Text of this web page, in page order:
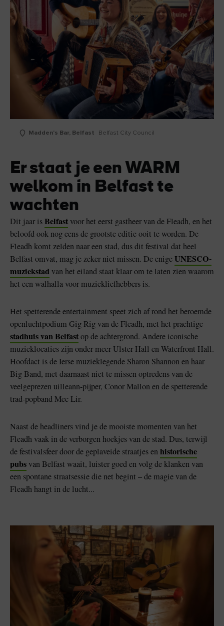
Madden's Bar, Belfast Belfast City Council
Er staat je een WARM
welkom in Belfast te
wachten
Dit jaar isBelfast voor het eerst gastheer van de Fleadh, en het
beloofd ook nog eens de grootste editie ooit te worden. De
Fleadh komt zelden naar een stad, dus dit festival dat heel
Belfast omvat, mag je zeker niet missen. De enigeUNESCO-
muziekstad van het eiland staat klaar om te laten zien waarom
het een walhalla voor muziekliefhebbers is.
Het spetterende entertainment speet zich af rond het beroemde
openluchtpodium Gig Rig van de Fleadh, met het prachtige
stadhuis van Belfastop de achtergrond. Andere iconische
muzieklocaties zijn onder meer Ulster Hall en Waterfront Hall.
Hoofdact is de Ierse muzieklegende Sharon Shannon en haar
Big Band, met daarnaast niet te missen optredens van de
veelgeprezen uilleann-pijper, Conor Mallon en de spetterende
trad-popband Mec Lir.
Naast de headliners vind je de mooiste momenten van het
Fleadh vaak in de verborgen hoekjes van de stad. Dus, terwijl
de festivalsfeer door de geplaveide straatjes enhistorische
pubs van Belfast waait, luister goed en volg de klanken van
een spontane straatsessie die net begint – de magie van de
Fleadh hangt in de lucht...